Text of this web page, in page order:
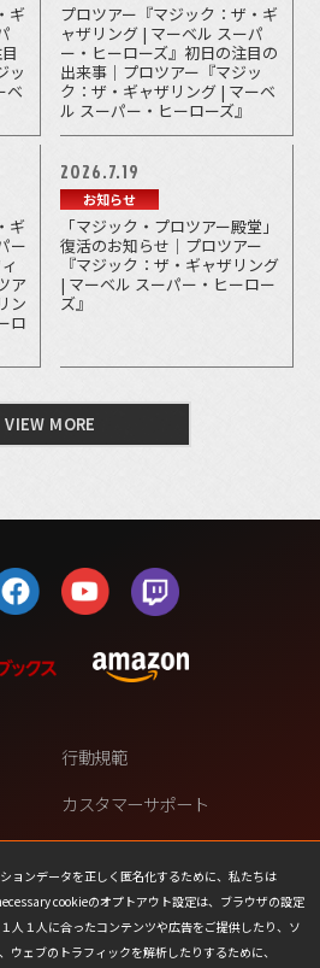
ギ
ッ
ベ
プロツアー『マジック：ザ・ギ
ャザリング | マーベル スーパ
ー・ヒーローズ』初日の注目の
出来事｜プロツアー『マジッ
ク：ザ・ギャザリング | マーベ
ル スーパー・ヒーローズ』
ギ
ー
ア
ン
ロ
2026.7.19
お知らせ
「マジック・プロツアー殿堂」
復活のお知らせ｜プロツアー
『マジック：ザ・ギャザリング
| マーベル スーパー・ヒーロー
ズ』
VIEW MORE
ョンデータを正しく匿名化するために、私たちは
cookieのオプトアウト設定は、ブラウザの設定
人１人に合ったコンテンツや広告をご提供したり、ソ
ウェブのトラフィックを解析したりするために、
行動規範
カスタマーサポート
ー
個人情報の販売や共有を許可し
ない
プレスリリース
お問い合わせ